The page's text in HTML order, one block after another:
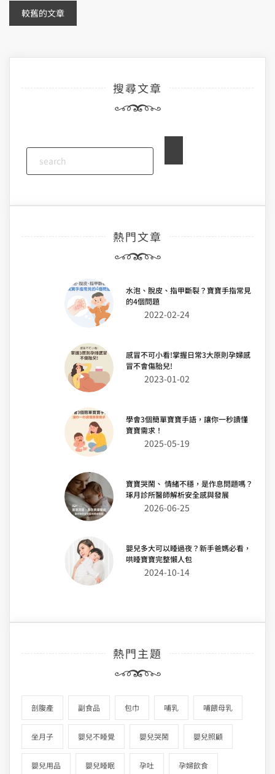
文
較舊的文章
搜尋文章
熱門文章
水泡、脫皮、指甲斷裂？寶寶手指常見
的4個問題
2022-02-24
感冒不可小看!掌握日常3大原則孕婦感
冒不會傷胎兒!
2023-01-02
學會3個簡單寶寶手語，讓你一秒讀懂
寶寶需求！
2025-05-19
寶寶哭鬧、 情緒不穩，是作息問題嗎？
琢月診所醫師解析安全感與發展
2026-06-25
嬰兒多大可以睡過夜？新手爸媽必看，
哄睡寶寶完整懶人包
2024-10-14
熱門主題
剖腹產 副食品 包巾 哺乳 哺餵母乳
坐月子 嬰兒不睡覺 嬰兒哭鬧 嬰兒照顧
嬰兒用品 嬰兒睡眠 孕吐 孕婦飲食